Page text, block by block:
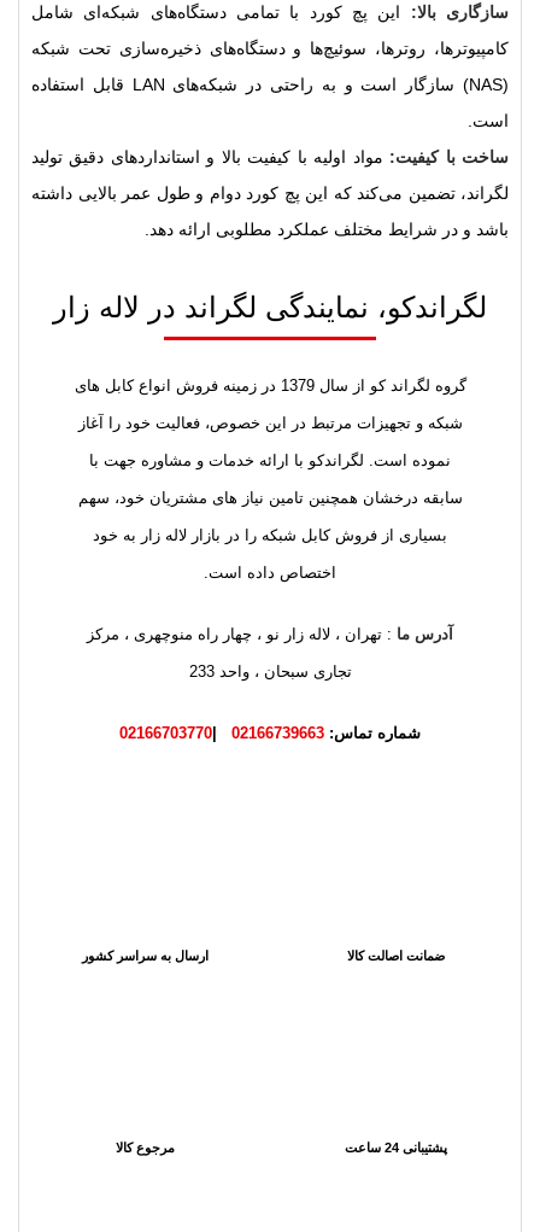
سازگاری بالا: این پچ کورد با تمامی دستگاه‌های شبکه‌ای شامل
کامپیوترها، روترها، سوئیچ‌ها و دستگاه‌های ذخیره‌سازی تحت شبکه
(NAS) سازگار است و به راحتی در شبکه‌های LAN قابل استفاده
است.
ساخت با کیفیت: مواد اولیه با کیفیت بالا و استانداردهای دقیق تولید
لگراند، تضمین می‌کند که این پچ کورد دوام و طول عمر بالایی داشته
باشد و در شرایط مختلف عملکرد مطلوبی ارائه دهد.
لگراندکو، نمایندگی لگراند در لاله زار
گروه لگراند کو از سال 1379 در زمینه فروش انواع کابل های
شبکه و تجهیزات مرتبط در این خصوص، فعالیت خود را آغاز
نموده است. لگراندکو با ارائه خدمات و مشاوره جهت با
سابقه درخشان همچنین تامین نیاز های مشتریان خود، سهم
بسیاری از فروش کابل شبکه را در بازار لاله زار به خود
اختصاص داده است.
آدرس ما : تهران ، لاله زار نو ، چهار راه منوچهری ، مرکز
تجاری سبحان ، واحد 233
شماره تماس: 02166739663
02166703770
ضمانت اصالت کالا ارسال به سراسر کشور
پشتیبانی 24 ساعت مرجوع کالا